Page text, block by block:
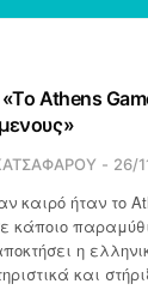
Athens
26/
καιρό ήταν το
κάποιο
η
και